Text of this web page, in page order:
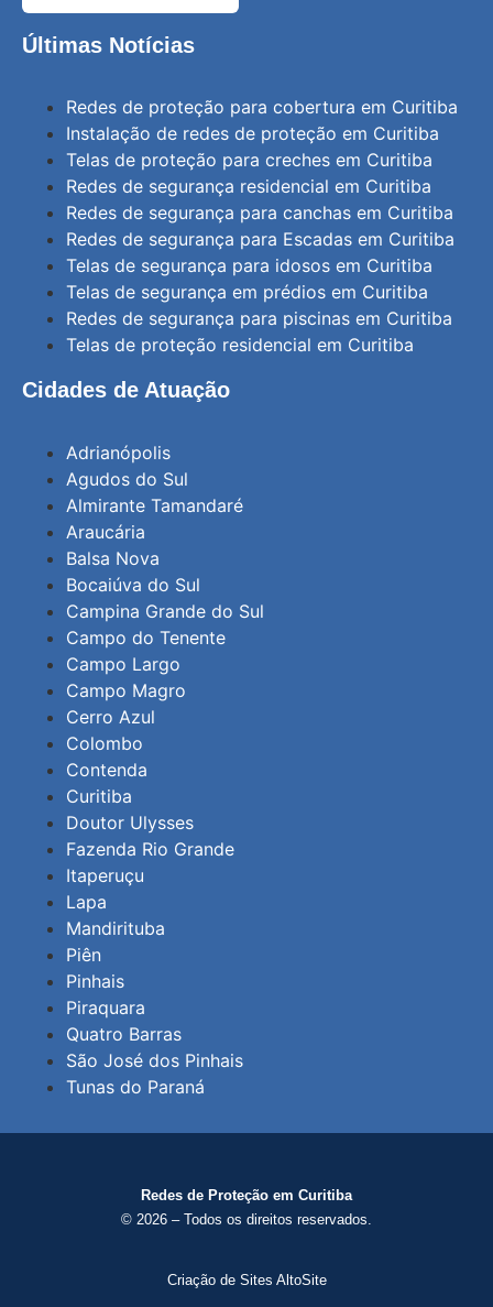
Últimas Notícias
Redes de proteção para cobertura em Curitiba
Instalação de redes de proteção em Curitiba
Telas de proteção para creches em Curitiba
Redes de segurança residencial em Curitiba
Redes de segurança para canchas em Curitiba
Redes de segurança para Escadas em Curitiba
Telas de segurança para idosos em Curitiba
Telas de segurança em prédios em Curitiba
Redes de segurança para piscinas em Curitiba
Telas de proteção residencial em Curitiba
Cidades de Atuação
Adrianópolis
Agudos do Sul
Almirante Tamandaré
Araucária
Balsa Nova
Bocaiúva do Sul
Campina Grande do Sul
Campo do Tenente
Campo Largo
Campo Magro
Cerro Azul
Colombo
Contenda
Curitiba
Doutor Ulysses
Fazenda Rio Grande
Itaperuçu
Lapa
Mandirituba
Piên
Pinhais
Piraquara
Quatro Barras
São José dos Pinhais
Tunas do Paraná
Redes de Proteção em Curitiba
© 2026 – Todos os direitos reservados.
Criação de Sites AltoSite